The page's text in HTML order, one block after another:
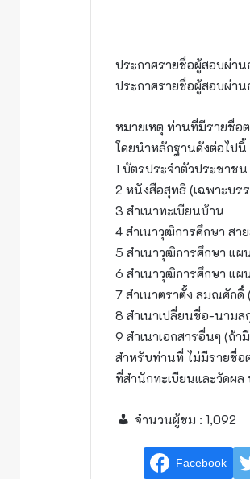
ประกาศรายชื่อผู้สอบผ่า
ประกาศรายชื่อผู้สอบผ่า
หมายเหตุ ท่านที่มีรายชื่อ
โดยนำหลักฐานดังต่อไปนี้
1 บัตรประจำตัวประชาช
2 หนังสือสุทธิ (เฉพาะบร
3 สำเนาทะเบียนบ้าน
4 สำเนาวุฒิการศึกษา ส
5 สำเนาวุฒิการศึกษา แผ
6 สำเนาวุฒิการศึกษา แผ
7 สำเนาตราตั้ง สมณศักดิ์
8 สำเนาเปลี่ยนชื่อ-นามส
9 สำเนาเอกสารอื่นๆ (ถ้า
สำหรับท่านที่ ไม่มีรายชื่อ
ที่สำนักทะเบียนและวัดผ
จำนวนผู้ชม : 1,092
Facebook